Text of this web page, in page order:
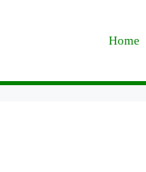
Home